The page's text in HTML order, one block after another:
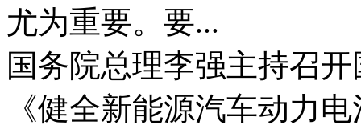
尤为重要。要...
国务院总理李强主持召
《健全新能源汽车动力